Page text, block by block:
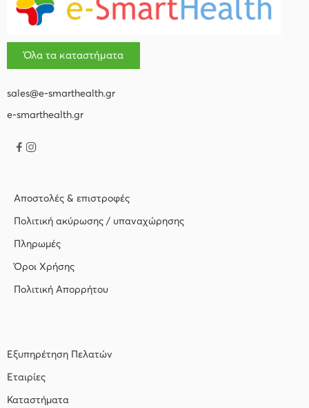
Όλα τα καταστήματα
sales@e-smarthealth.gr
e-smarthealth.gr
Αποστολές & επιστροφές
Πολιτική ακύρωσης / υπαναχώρησης
Πληρωμές
Όροι Χρήσης
Πολιτική Απορρήτου
Εξυπηρέτηση Πελατών
Εταιρίες
Καταστήματα